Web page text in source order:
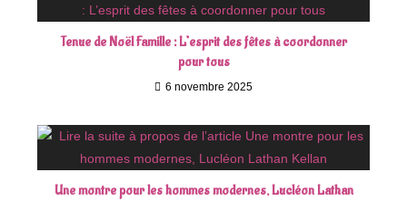
Tenue de Noël Famille : L’esprit des fêtes à coordonner
pour tous
6 novembre 2025
Une montre pour les hommes modernes, Lucléon Lathan